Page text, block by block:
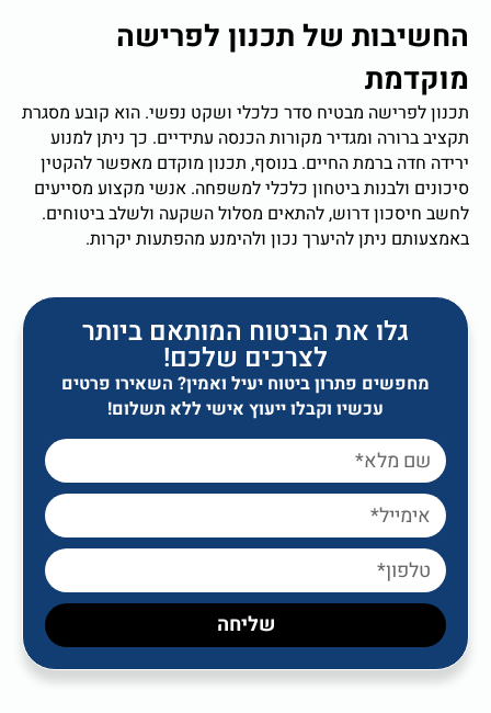
החשיבות של תכנון לפרישה
מוקדמת
תכנון לפרישה מבטיח סדר כלכלי ושקט נפשי. הוא קובע מסגרת
תקציב ברורה ומגדיר מקורות הכנסה עתידיים. כך ניתן למנוע
ירידה חדה ברמת החיים. בנוסף, תכנון מוקדם מאפשר להקטין
סיכונים ולבנות ביטחון כלכלי למשפחה. אנשי מקצוע מסייעים
לחשב חיסכון דרוש, להתאים מסלול השקעה ולשלב ביטוחים.
באמצעותם ניתן להיערך נכון ולהימנע מהפתעות יקרות.
גלו את הביטוח המותאם ביותר
לצרכים שלכם!
מחפשים פתרון ביטוח יעיל ואמין? השאירו פרטים
עכשיו וקבלו ייעוץ אישי ללא תשלום!
שליחה